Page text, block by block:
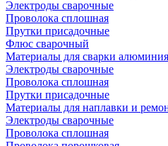
Электроды сварочные
Проволока сплошная
Прутки присадочные
Флюс сварочный
Материалы для сварки
Электроды сварочные
Проволока сплошная
Прутки присадочные
Материалы для наплавки и
Электроды сварочные
Проволока сплошная